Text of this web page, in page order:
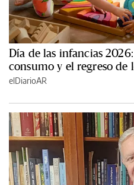
Día de las infancias
consumo y el regreso de
elDiarioAR